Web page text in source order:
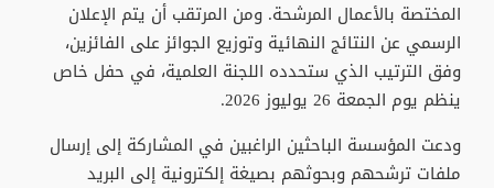
المختصة بالأعمال المرشحة. ومن المرتقب أن يتم الإعلان
الرسمي عن النتائج النهائية وتوزيع الجوائز على الفائزين،
وفق الترتيب الذي ستحدده اللجنة العلمية، في حفل خاص
ينظم يوم الجمعة 26 يوليوز 2026.
ودعت المؤسسة الباحثين الراغبين في المشاركة إلى إرسال
ملفات ترشحهم وبحوثهم بصيغة إلكترونية إلى البريد